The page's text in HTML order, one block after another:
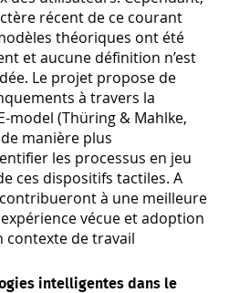
récent de ce courant
théoriques ont été
et aucune définition n’est
Le projet propose de
à travers la
model (Thüring & Mahlke,
manière plus
les processus en jeu
ces dispositifs tactiles. A
à une meilleure
vécue et adoption
contexte de travail
intelligentes dans le